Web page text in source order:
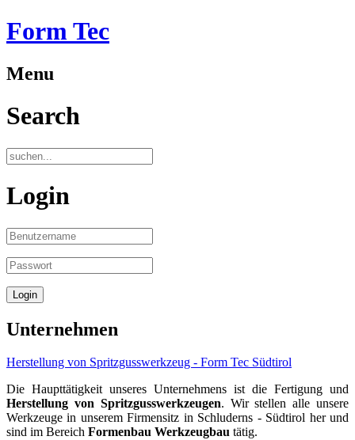
Form Tec
Menu
Search
Login
Unternehmen
Herstellung von Spritzgusswerkzeug - Form Tec Südtirol
Die Haupttätigkeit unseres Unternehmens ist die Fertigung und
Herstellung von Spritzgusswerkzeugen. Wir stellen alle unsere
Werkzeuge in unserem Firmensitz in Schluderns - Südtirol her und
sind im Bereich Formenbau Werkzeugbau tätig.